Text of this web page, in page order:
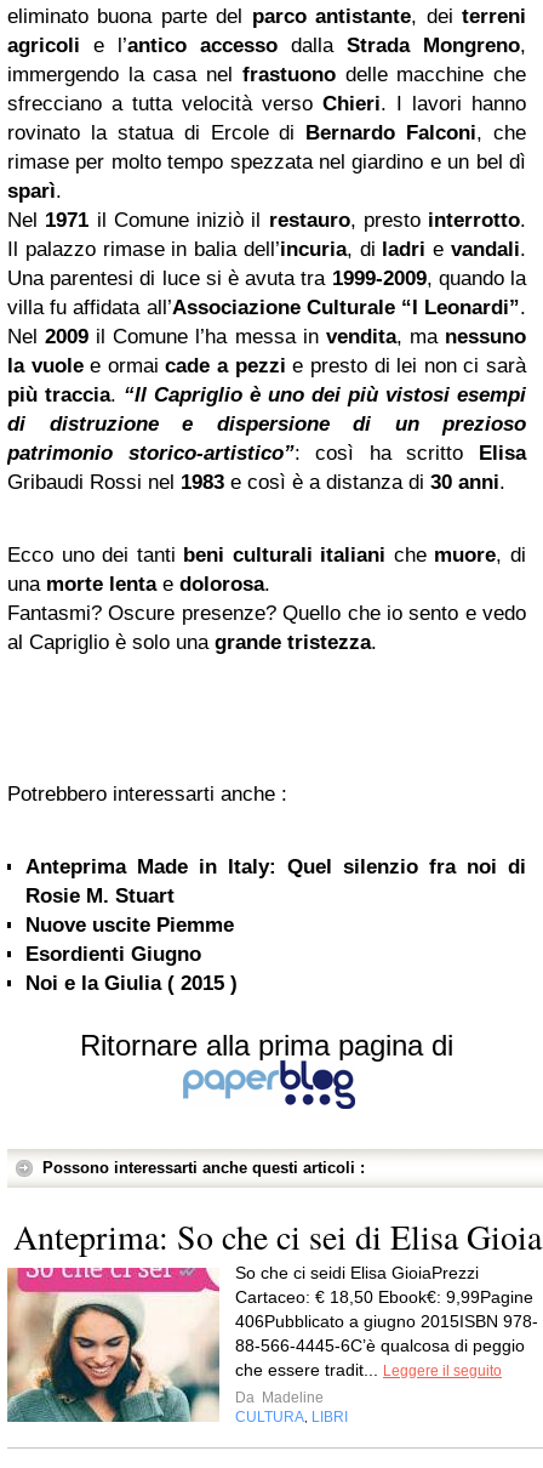
eliminato buona parte del parco antistante, deiterreni
agricoli e l’antico accesso dalla Strada Mongreno,
immergendo la casa nel frastuonodelle macchine che
sfrecciano a tutta velocità verso Chieri. I lavori hanno
rovinato la statua di Ercole di Bernardo Falconi, che
rimase per molto tempo spezzata nel giardino e un bel dì
sparì.
Nel 1971 il Comune iniziò il restauro, presto interrotto.
Il palazzo rimase in balia dell’incuria, di ladri evandali.
Una parentesi di luce si è avuta tra 1999-2009, quando la
villa fu affidata all’Associazione Culturale “I Leonardi”.
Nel2009 il Comune l’ha messa in vendita, ma nessuno
la vuolee ormaicade a pezzi e presto di lei non ci sarà
più traccia. “Il Capriglio è uno dei più vistosi esempi
di distruzione e dispersione di un prezioso
patrimonio storico-artistico”: così ha scritto Elisa
Gribaudi Rossi nel 1983 e così è a distanza di 30 anni.
Ecco uno dei tanti beni culturali italiani che muore, di
una morte lentae dolorosa.
Fantasmi? Oscure presenze? Quello che io sento e vedo
al Capriglio è solo una grande tristezza.
Potrebbero interessarti anche :
Anteprima Made in Italy: Quel silenzio fra noi di
Rosie M. Stuart
Nuove uscite Piemme
Esordienti Giugno
Noi e la Giulia ( 2015 )
Ritornare alla prima pagina di
Possono interessarti anche questi articoli :
Anteprima: So che ci sei di Elisa Gioia
So che ci seidi Elisa GioiaPrezzi
Cartaceo: € 18,50 Ebook€: 9,99Pagine
406Pubblicato a giugno 2015ISBN 978-
88-566-4445-6C’è qualcosa di peggio
che essere tradit...
Leggere il seguito
Da Madeline
CULTURA LIBRI